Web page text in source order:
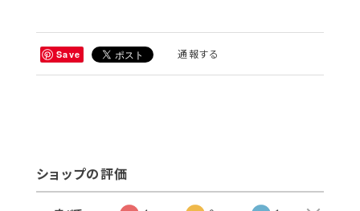
Save 通報する
ショップの評価